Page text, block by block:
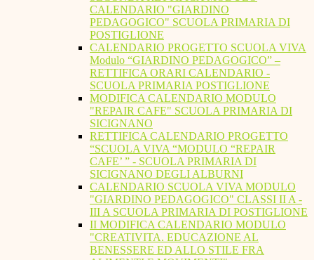
CALENDARIO "GIARDINO
PEDAGOGICO" SCUOLA PRIMARIA DI
POSTIGLIONE
CALENDARIO PROGETTO SCUOLA VIVA
Modulo “GIARDINO PEDAGOGICO” –
RETTIFICA ORARI CALENDARIO -
SCUOLA PRIMARIA POSTIGLIONE
MODIFICA CALENDARIO MODULO
"REPAIR CAFE" SCUOLA PRIMARIA DI
SICIGNANO
RETTIFICA CALENDARIO PROGETTO
“SCUOLA VIVA “MODULO “REPAIR
CAFE’ ” - SCUOLA PRIMARIA DI
SICIGNANO DEGLI ALBURNI
CALENDARIO SCUOLA VIVA MODULO
"GIARDINO PEDAGOGICO" CLASSI II A -
III A SCUOLA PRIMARIA DI POSTIGLIONE
II MODIFICA CALENDARIO MODULO
"CREATIVITA. EDUCAZIONE AL
BENESSERE ED ALLO STILE FRA